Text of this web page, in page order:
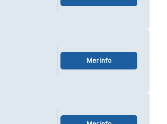
Mer info